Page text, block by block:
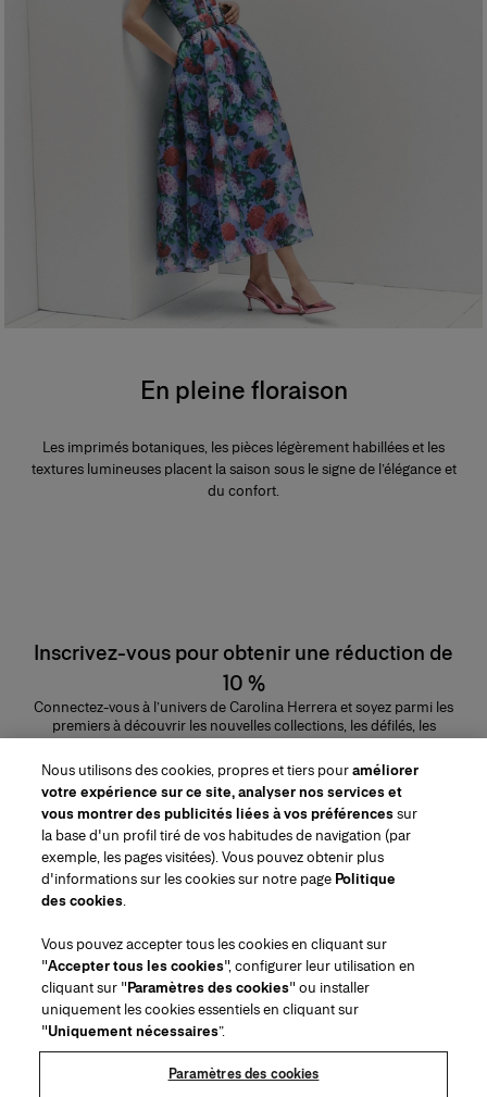
En pleine floraison
Les imprimés botaniques, les pièces légèrement habillées et les
textures lumineuses placent la saison sous le signe de l’élégance et
du confort.
Inscrivez-vous pour obtenir une réduction de
10 %
Connectez-vous à l’univers de Carolina Herrera et soyez parmi les
premiers à découvrir les nouvelles collections, les défilés, les
lancements de parfums, les conseils maquillage et bien plus encore.
Adresse e-mail
Service à la clientèle
Trouver une boutique
Contactez-nous
Livraisons et Retours Beauté
Retourner ma commande
À propos de nous
House of Herrera
Emplois
chcarolinaherrera.com
Mentions légales et cookies
Nous utilisons des cookies, propres et tiers pouraméliorer
votre expérience sur ce site, analyser nos services et
vous montrer des publicités liées à vos préférencessur
la base d'un profil tiré de vos habitudes de navigation (par
exemple, les pages visitées). Vous pouvez obtenir plus
d'informations sur les cookies sur notre page Politique
des cookies.
Vous pouvez accepter tous les cookies en cliquant sur
"Accepter tous les cookies", configurer leur utilisation en
cliquant sur "Paramètres des cookies" ou installer
uniquement les cookies essentiels en cliquant sur
"Uniquement nécessaires”.
Paramètres des cookies